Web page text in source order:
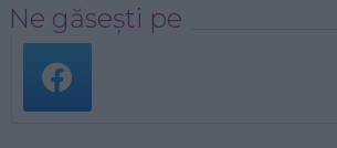
Ne găsești pe